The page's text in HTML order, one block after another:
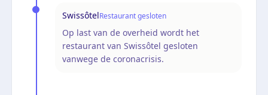
SwissôtelRestaurant gesloten
Op last van de overheid wordt het
restaurant van Swissôtel gesloten
vanwege de coronacrisis.